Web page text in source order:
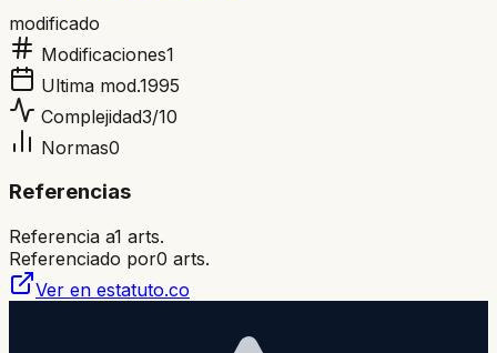
modificado
Modificaciones1
Ultima mod.1995
Complejidad3/10
Normas0
Referencias
Referencia a1 arts.
Referenciado por0 arts.
Ver en estatuto.co